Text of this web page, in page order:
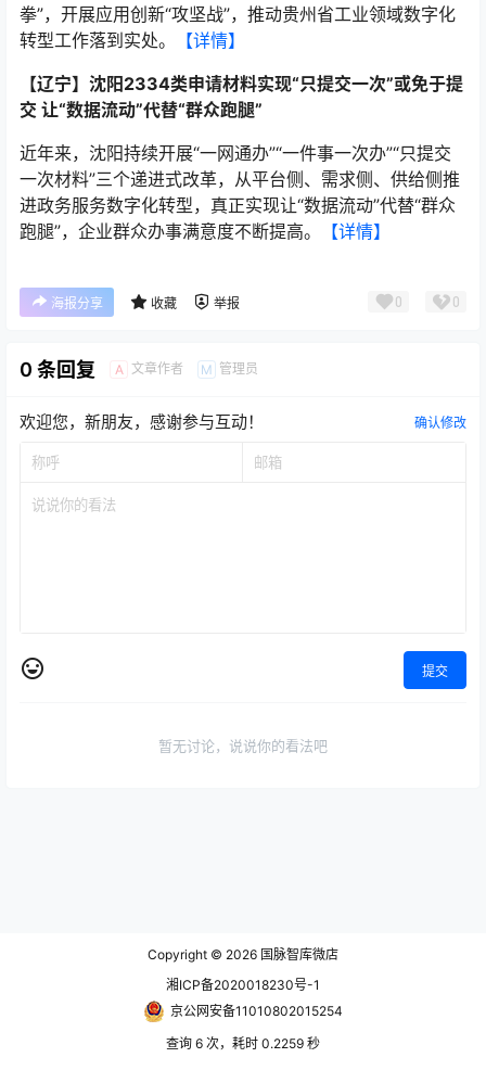
拳”，开展应用创新“攻坚战”，推动贵州省工业领域数字化
转型工作落到实处。
【详情】
【辽宁】沈阳2334类申请材料实现“只提交一次”或免于提
交 让“数据流动”代替“群众跑腿”
近年来，沈阳持续开展“一网通办”“一件事一次办”“只提交
一次材料”三个递进式改革，从平台侧、需求侧、供给侧推
进政务服务数字化转型，真正实现让“数据流动”代替“群众
跑腿”，企业群众办事满意度不断提高。
【详情】
海报分享 收藏 举报 0 0
0 条回复 A 文章作者 M 管理员
欢迎您，新朋友，感谢参与互动！ 确认修改
提交
暂无讨论，说说你的看法吧
Copyright © 2026 国脉智库微店
湘ICP备2020018230号-1
京公网安备11010802015254
查询 6 次，耗时 0.2259 秒